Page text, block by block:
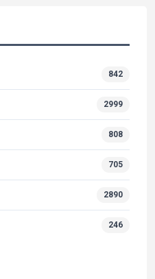
842
2999
808
705
2890
246